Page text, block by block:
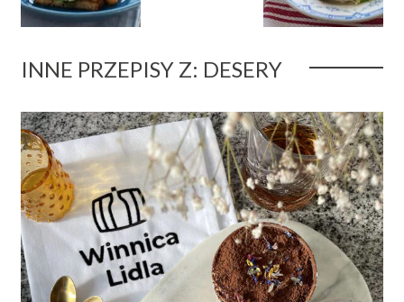
INNE PRZEPISY Z: DESERY